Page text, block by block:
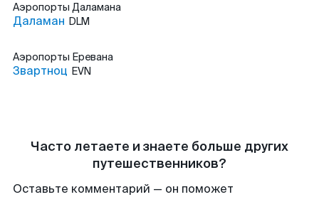
Аэропорты Даламана
Даламан DLM
Аэропорты Еревана
Звартноц EVN
Часто летаете и знаете больше других
путешественников?
Оставьте комментарий — он поможет